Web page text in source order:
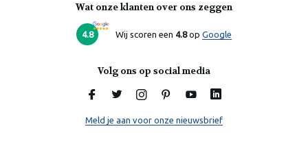
Wat onze klanten over ons zeggen
4.8 Wij scoren een 4.8op Google
Volg ons op social media
Meld je aan voor onze nieuwsbrief
Online